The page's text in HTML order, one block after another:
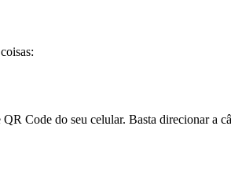
Code do seu celular. Basta direcionar a